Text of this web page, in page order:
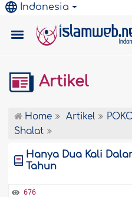
Indonesia
Artikel
Home Artikel
Shalat
Hanya Dua Kali
Tahun
676